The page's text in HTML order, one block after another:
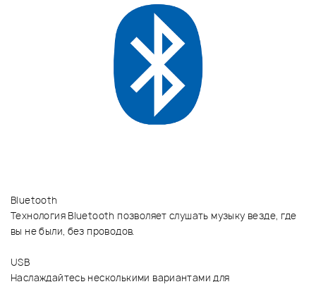
Bluetooth
Технология Bluetooth позволяет слушать музыку везде, где
вы не были, без проводов.
USB
Наслаждайтесь несколькими вариантами для